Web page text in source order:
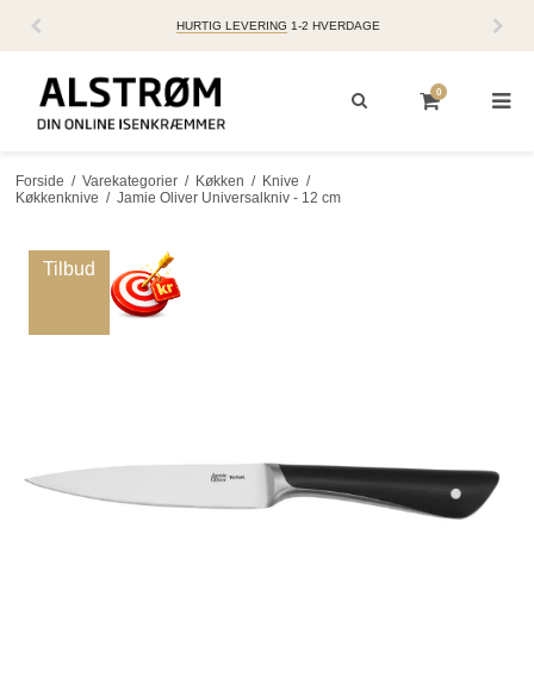
HURTIG LEVERING 1-2 HVERDAGE
0
Forside / Varekategorier / Køkken / Knive /
Køkkenknive / Jamie Oliver Universalkniv - 12 cm
Tilbud